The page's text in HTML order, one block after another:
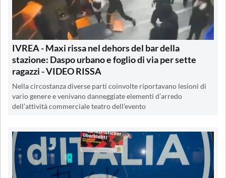
IVREA - Maxi rissa nel dehors del bar della
stazione: Daspo urbano e foglio di via per sette
ragazzi - VIDEO RISSA
Nella circostanza diverse parti coinvolte riportavano lesioni di
vario genere e venivano danneggiate elementi d’arredo
dell’attività commerciale teatro dell’evento